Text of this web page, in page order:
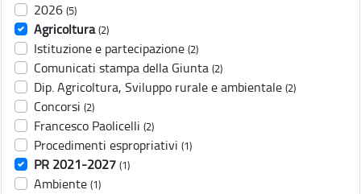
2026 (5)
Agricoltura (2)
Istituzione e partecipazione (2)
Comunicati stampa della Giunta (2)
Dip. Agricoltura, Sviluppo rurale e ambientale (2)
Concorsi (2)
Francesco Paolicelli (2)
Procedimenti espropriativi (1)
PR 2021-2027 (1)
Ambiente (1)